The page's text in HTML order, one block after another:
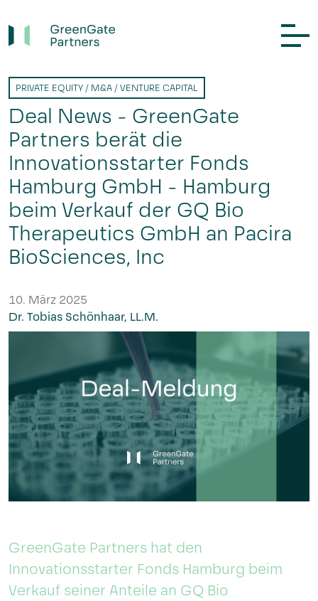
PRIVATE EQUITY / M&A / VENTURE CAPITAL
Deal News - GreenGate
Partners berät die
Innovationsstarter Fonds
Hamburg GmbH - Hamburg
beim Verkauf der GQ Bio
Therapeutics GmbH an Pacira
BioSciences, Inc
10. März 2025
Dr. Tobias Schönhaar, LL.M.
GreenGate Partners hat den
Innovationsstarter Fonds Hamburg beim
Verkauf seiner Anteile an GQ Bio